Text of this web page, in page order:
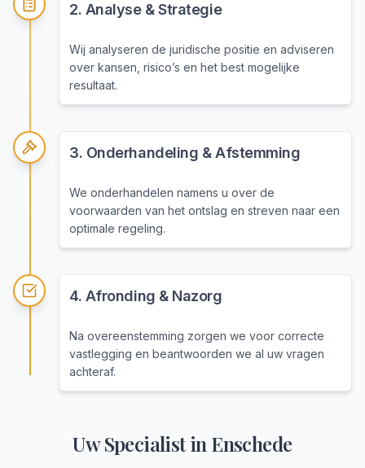
2. Analyse & Strategie
Wij analyseren de juridische positie en adviseren
over kansen, risico’s en het best mogelijke
resultaat.
3. Onderhandeling & Afstemming
We onderhandelen namens u over de
voorwaarden van het ontslag en streven naar een
optimale regeling.
4. Afronding & Nazorg
Na overeenstemming zorgen we voor correcte
vastlegging en beantwoorden we al uw vragen
achteraf.
Uw Specialist in Enschede